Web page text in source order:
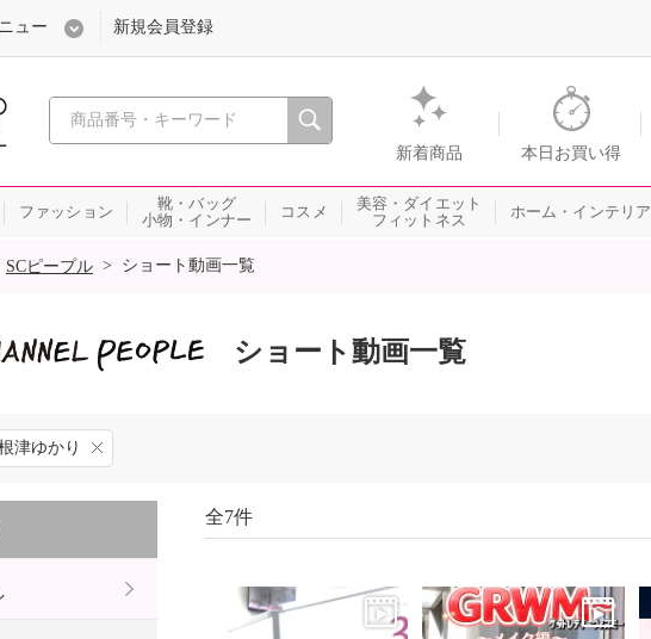
心おどる、瞬間を。通販・テレビショッピングのショップチャンネル
新着商品 本日お買い得
ュー 新規会員登録
ファッション
靴・バッグ
小物・インナー
コスメ
美容・ダイエット
フィットネス
ホーム・インテリア
SCピープル > ショート動画一覧
ショート動画一覧
津ゆかり
全7件